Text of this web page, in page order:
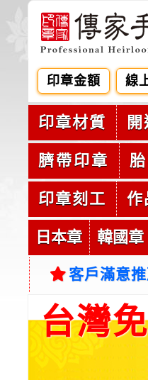
印章金額 線
印章材質
臍帶印章
印章刻工 作
日本章 韓國章
客戶滿意
台灣